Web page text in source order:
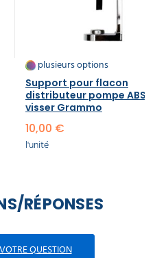
plusieurs options
Support pour flacon
distributeur pompe ABS à
visser Grammo
10,00 €
l'unité
RÉPONSES
QUESTION